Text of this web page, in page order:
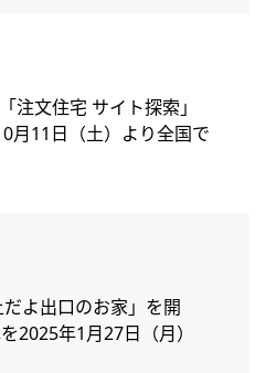
注文住宅 サイト探索」
月11日（土）より全国で
よ出口のお家」を開
2025年1月27日（月）